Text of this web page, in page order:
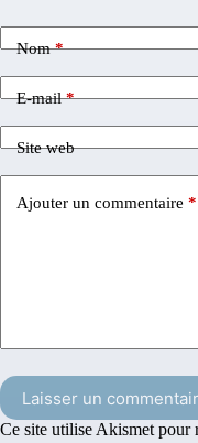
Nom*
E-mail*
Site web
Ajouter un commentaire *
Laisser un
Ce site utilise Akismet pour